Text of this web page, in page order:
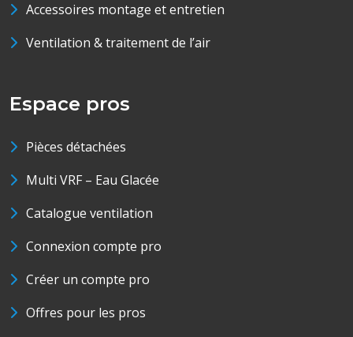
Accessoires montage et entretien
Ventilation & traitement de l’air
Espace pros
Pièces détachées
Multi VRF – Eau Glacée
Catalogue ventilation
Connexion compte pro
Créer un compte pro
Offres pour les pros